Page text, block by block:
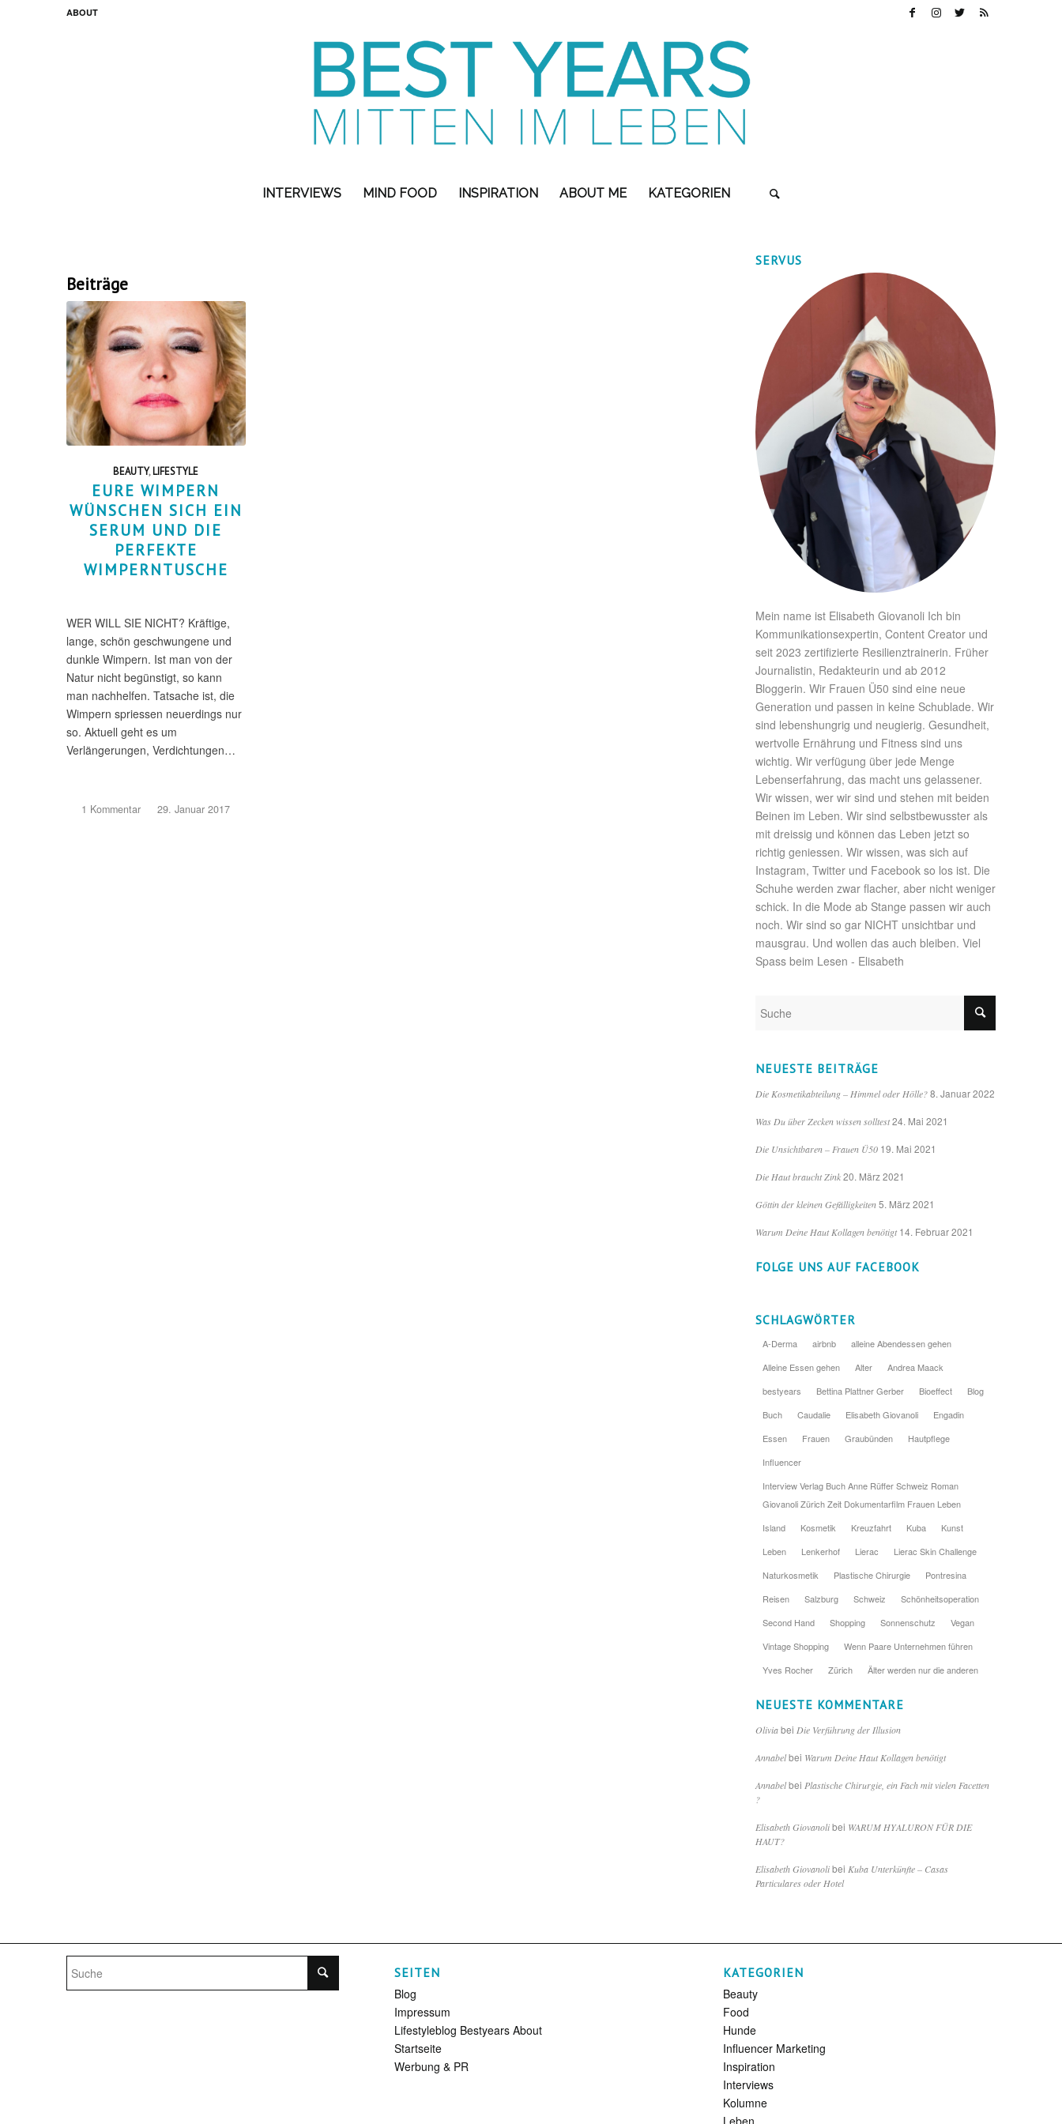
ABOUT
INTERVIEWS MIND FOOD INSPIRATION ABOUT ME KATEGORIEN
Beiträge
BEAUTY,LIFESTYLE
EURE WIMPERN
WÜNSCHEN SICH EIN
SERUM UND DIE
PERFEKTE
WIMPERNTUSCHE
WER WILL SIE NICHT? Kräftige,
lange, schön geschwungene und
dunkle Wimpern. Ist man von der
Natur nicht begünstigt, so kann
man nachhelfen. Tatsache ist, die
Wimpern spriessen neuerdings nur
so. Aktuell geht es um
Verlängerungen, Verdichtungen…
1 Kommentar
/ 29. Januar 2017
SERVUS
Mein name ist Elisabeth Giovanoli Ich bin
Kommunikationsexpertin, Content Creator und
seit 2023 zertifizierte Resilienztrainerin. Früher
Journalistin, Redakteurin und ab 2012
Bloggerin. Wir Frauen Ü50 sind eine neue
Generation und passen in keine Schublade. Wir
sind lebenshungrig und neugierig. Gesundheit,
wertvolle Ernährung und Fitness sind uns
wichtig. Wir verfügung über jede Menge
Lebenserfahrung, das macht uns gelassener.
Wir wissen, wer wir sind und stehen mit beiden
Beinen im Leben. Wir sind selbstbewusster als
mit dreissig und können das Leben jetzt so
richtig geniessen. Wir wissen, was sich auf
Instagram, Twitter und Facebook so los ist. Die
Schuhe werden zwar flacher, aber nicht weniger
schick. In die Mode ab Stange passen wir auch
noch. Wir sind so gar NICHT unsichtbar und
mausgrau. Und wollen das auch bleiben. Viel
Spass beim Lesen - Elisabeth
NEUESTE BEITRÄGE
Die Kosmetikabteilung – Himmel oder Hölle? 8. Januar 2022
Was Du über Zecken wissen solltest 24. Mai 2021
Die Unsichtbaren – Frauen Ü50 19. Mai 2021
Die Haut braucht Zink 20. März 2021
Göttin der kleinen Gefälligkeiten 5. März 2021
Warum Deine Haut Kollagen benötigt 14. Februar 2021
FOLGE UNS AUF FACEBOOK
SCHLAGWÖRTER
A-Derma airbnb
alleine Abendessen gehen
Alleine Essen gehen
Alter
Andrea Maack
bestyears
Bettina Plattner Gerber Bioeffect
Blog
Buch
Caudalie Elisabeth Giovanoli
Engadin
Essen
Frauen Graubünden
Hautpflege
Influencer
Interview Verlag Buch Anne Rüffer Schweiz Roman
Giovanoli Zürich Zeit Dokumentarfilm Frauen Leben
Island
Kosmetik Kreuzfahrt Kuba
Kunst
Leben
Lenkerhof Lierac
Lierac Skin Challenge
Naturkosmetik
Plastische Chirurgie
Pontresina
Reisen
Salzburg Schweiz
Schönheitsoperation
Second Hand
Shopping Sonnenschutz
Vegan
Vintage Shopping
Wenn Paare Unternehmen führen
Yves Rocher
Zürich Älter werden nur die anderen
NEUESTE KOMMENTARE
Oliviabei Die Verführung der Illusion
Annabelbei Warum Deine Haut Kollagen benötigt
Annabelbei Plastische Chirurgie, ein Fach mit vielen Facetten
?
Elisabeth Giovanolibei WARUM HYALURON FÜR DIE
HAUT?
Elisabeth Giovanolibei Kuba Unterkünfte – Casas
Particulares oder Hotel
SEITEN
Blog
Impressum
Lifestyleblog Bestyears About
Startseite
Werbung & PR
KATEGORIEN
Beauty
Food
Hunde
Influencer Marketing
Inspiration
Interviews
Kolumne
Leben